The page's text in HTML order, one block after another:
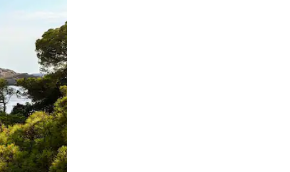
pomocou dotykových gest či potiahnutia prstom.